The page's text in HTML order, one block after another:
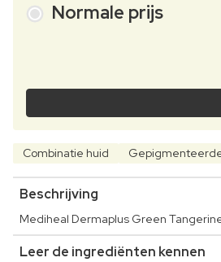
Normale prijs
Combinatie huid
Beschrijving
Mediheal Dermaplus Green
Leer de ingrediënten kennen